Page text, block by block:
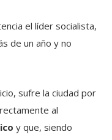
el líder socialista,
de un año y no
sufre la ciudad por
al
y que, siendo